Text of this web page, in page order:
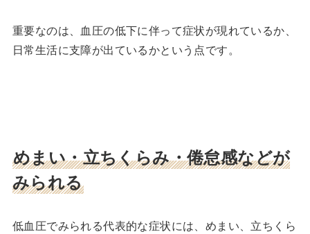
重要なのは、血圧の低下に伴って症状が現れているか、
日常生活に支障が出ているかという点です。
めまい・立ちくらみ・倦怠感などが
みられる
低血圧でみられる代表的な症状には、めまい、立ちくら